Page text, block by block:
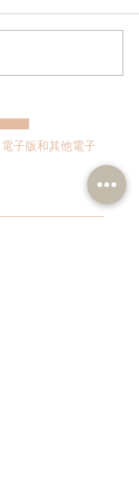
民登記並積
力
子版和其他電子